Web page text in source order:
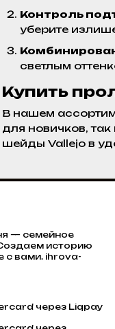
Контроль
уберите
светлым
Купить
В нашем
для новичков,
шейды Vallejo в
— семейное
историю
с вами. ihrova-